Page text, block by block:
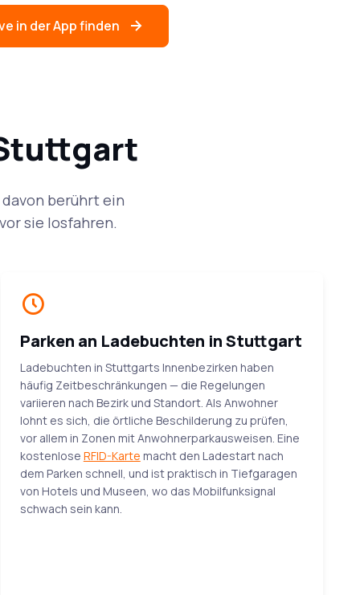
in der App finden
berührt ein
sie losfahren.
Parken an Ladebuchten in Stuttgart
Ladebuchten in Stuttgarts Innenbezirken haben
häufig Zeitbeschränkungen — die Regelungen
variieren nach Bezirk und Standort. Als Anwohner
lohnt es sich, die örtliche Beschilderung zu prüfen,
vor allem in Zonen mit Anwohnerparkausweisen. Eine
kostenlose RFID-Karte macht den Ladestart nach
dem Parken schnell, und ist praktisch in Tiefgaragen
von Hotels und Museen, wo das Mobilfunksignal
schwach sein kann.